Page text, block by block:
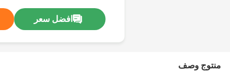
افضل سعر
منتوج وصف